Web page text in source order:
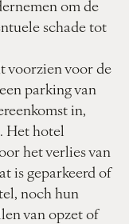
om de
schade tot
voorzien voor de
parking van
in,
Het hotel
het verlies van
is geparkeerd of
noch hun
van opzet of